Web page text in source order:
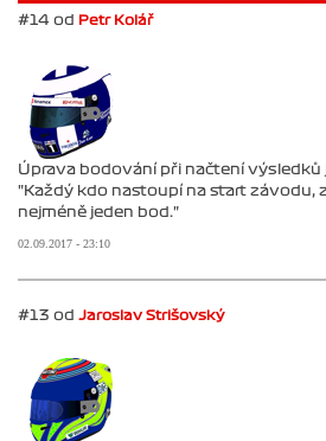
#14 od Petr Kolář
Úprava bodování při načtení výsledků
"Každý kdo nastoupí na start závodu,
nejméně jeden bod."
02.09.2017 - 23:10
#13 od Jaroslav Strišovský